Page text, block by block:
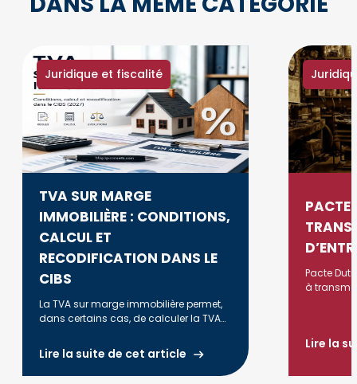
Juridique et fiscalité
TVA SUR MARGE
IMMOBILIÈRE : CONDITIONS,
CALCUL ET
RECODIFICATION DANS LE
CIBS
La TVA sur marge immobilière permet,
dans certains cas, de calculer la TVA
de la revente d'un bien. Découvrez les
conditions d'application, la méthode
de calcul, les principales règles fiscales
Lire la suite de cet article
PACTE
Pacte
à
Lire la